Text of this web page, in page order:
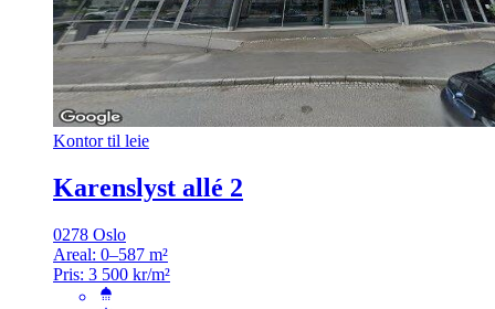
Kontor til leie
Karenslyst allé 2
0278 Oslo
Areal: 0–587 m²
Pris: 3 500 kr/m²